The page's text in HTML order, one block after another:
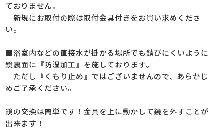
ておりません。
新規にお取付の際は取付金具付きをお買い求めくださ
い。
■浴室内などの直接水が掛かる場所でも錆びにくいように
鏡裏面に『防湿加工』を施しております。
ただし『くもり止め』ではございませんので、あらかじ
めご了承ください。
鏡の交換は簡単です！金具を上に動かして鏡を外すことが
出来ます！